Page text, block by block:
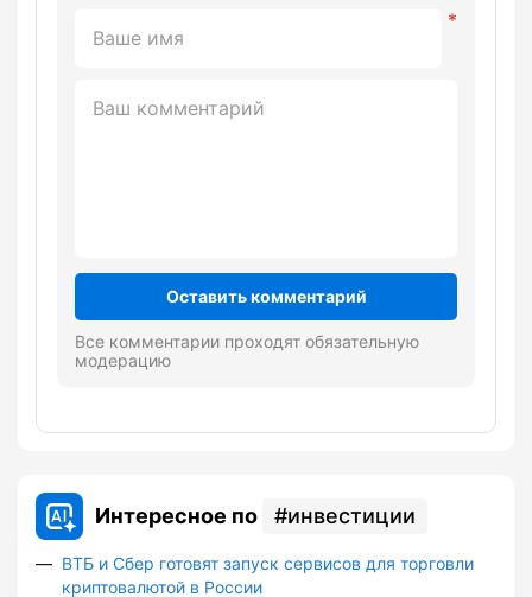
Оставить комментарий
Все комментарии проходят обязательную
модерацию
Интересное по инвестиции
ВТБ и Сбер готовят запуск сервисов для торговли
криптовалютой в России